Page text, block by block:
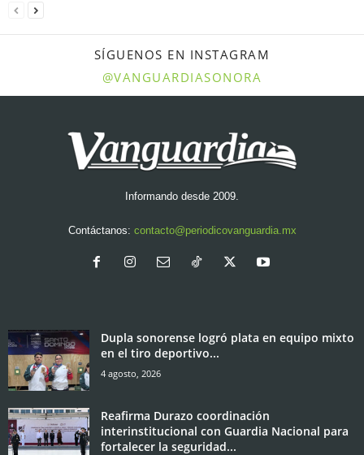
SÍGUENOS EN INSTAGRAM
@VANGUARDIASONORA
Informando desde 2009.
Contáctanos: contacto@periodicovanguardia.mx
Dupla sonorense logró plata en equipo mixto
en el tiro deportivo...
4 agosto, 2026
Reafirma Durazo coordinación
interinstitucional con Guardia Nacional para
fortalecer la seguridad...